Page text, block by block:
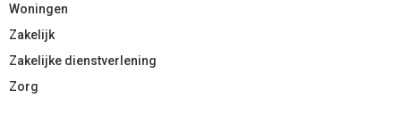
Woningen
Zakelijk
Zakelijke dienstverlening
Zorg